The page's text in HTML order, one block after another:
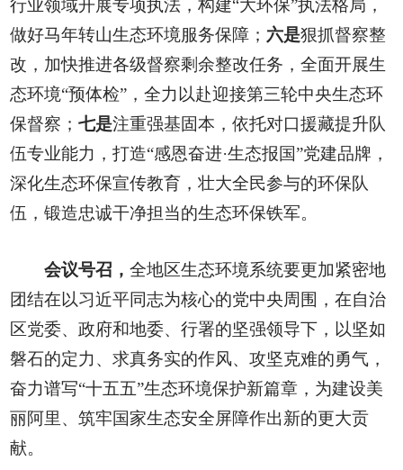
行业领域开展专项执法，构建“大环保”执法格局，
做好马年转山生态环境服务保障； 六是狠抓督察整
改，加快推进各级督察剩余整改任务，全面开展生
态环境“预体检”，全力以赴迎接第三轮中央生态环
保督察；七是注重强基固本，依托对口援藏提升队
伍专业能力，打造“感恩奋进·生态报国”党建品牌，
深化生态环保宣传教育，壮大全民参与的环保队
伍，锻造忠诚干净担当的生态环保铁军。
会议号召， 全地区生态环境系统要更加紧密地
团结在以习近平同志为核心的党中央周围，在自治
区党委、政府和地委、行署的坚强领导下，以坚如
磐石的定力、求真务实的作风、攻坚克难的勇气，
奋力谱写“十五五”生态环境保护新篇章，为建设美
丽阿里、筑牢国家生态安全屏障作出新的更大贡
献。